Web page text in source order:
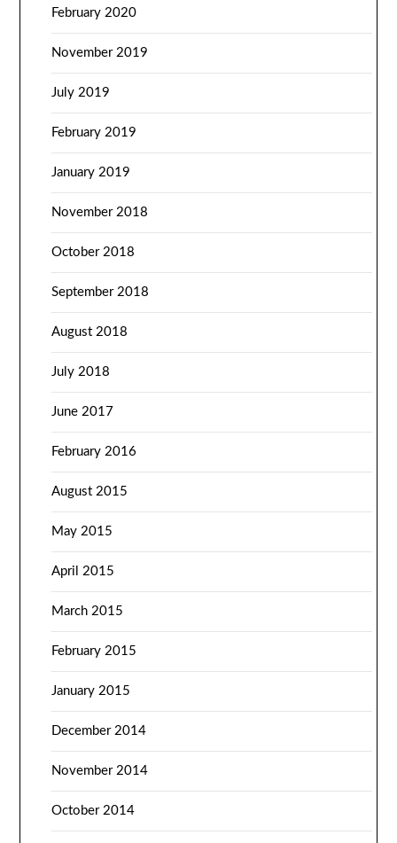
February 2020
November 2019
July 2019
February 2019
January 2019
November 2018
October 2018
September 2018
August 2018
July 2018
June 2017
February 2016
August 2015
May 2015
April 2015
March 2015
February 2015
January 2015
December 2014
November 2014
October 2014